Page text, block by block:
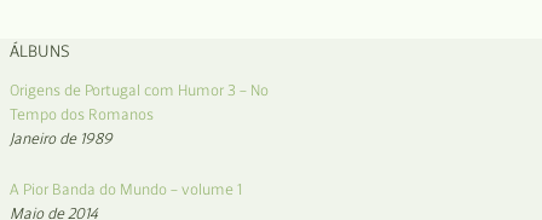
ÁLBUNS
Origens de Portugal com Humor 3 – No
Tempo dos Romanos
Janeiro de 1989
A Pior Banda do Mundo – volume 1
Maio de 2014